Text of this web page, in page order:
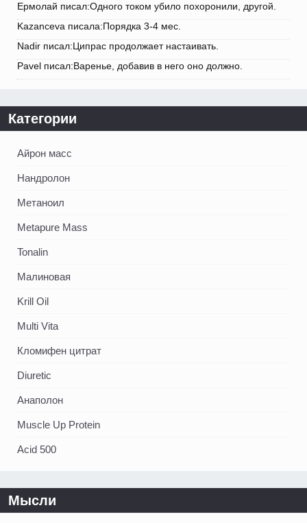
Ермолай писал:Одного током убило похоронили, другой.
Kazanceva писала:Порядка 3-4 мес.
Nadir писал:Ципрас продолжает настаивать.
Pavel писал:Варенье, добавив в него оно должно.
Категории
Айрон масс
Нандролон
Метаноил
Metapure Mass
Tonalin
Малиновая
Krill Oil
Multi Vita
Кломифен цитрат
Diuretic
Анаполон
Muscle Up Protein
Acid 500
Мысли